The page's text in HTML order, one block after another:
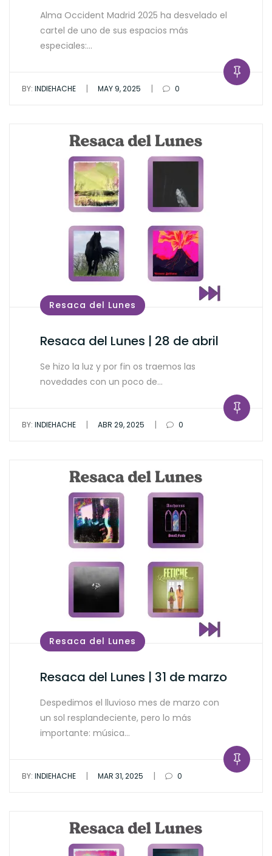
Alma Occident Madrid 2025 ha desvelado el
cartel de uno de sus espacios más
especiales:…
BY: INDIEHACHE | MAY 9, 2025 | 0
Resaca del Lunes
Resaca del Lunes | 28 de abril
Se hizo la luz y por fin os traemos las
novedades con un poco de…
BY: INDIEHACHE | ABR 29, 2025 | 0
Resaca del Lunes
Resaca del Lunes | 31 de marzo
Despedimos el lluvioso mes de marzo con
un sol resplandeciente, pero lo más
importante: música…
BY: INDIEHACHE | MAR 31, 2025 | 0